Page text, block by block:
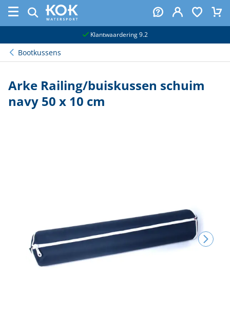
Klantwaardering 9.2
Bootkussens
Arke Railing/buiskussen schuim
navy 50 x 10 cm